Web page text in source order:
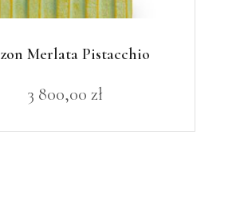
Merlata Pistacchio
3 800,00zł